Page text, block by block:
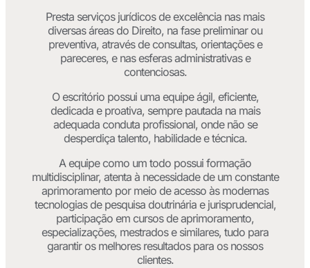
Presta serviços jurídicos de excelência nas mais
diversas áreas do Direito, na fase preliminar ou
preventiva, através de consultas, orientações e
pareceres, e nas esferas administrativas e
contenciosas.
O escritório possui uma equipe ágil, eficiente,
dedicada e proativa, sempre pautada na mais
adequada conduta profissional, onde não se
desperdiça talento, habilidade e técnica.
A equipe como um todo possui formação
multidisciplinar, atenta à necessidade de um constante
aprimoramento por meio de acesso às modernas
tecnologias de pesquisa doutrinária e jurisprudencial,
participação em cursos de aprimoramento,
especializações, mestrados e similares, tudo para
garantir os melhores resultados para os nossos
clientes.